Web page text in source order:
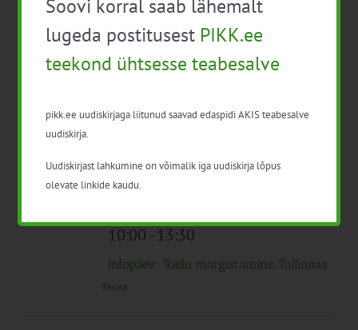
19
K 09:30-15:30
põllumajandustootjate tegevusega
10:00-13:00
10:00- 13:30
Infopäev: Toidu märgistamine, Tallinnas
Tasuta
Soovi korral saab lähemalt
lugeda postitusest PIKK.ee
teekond ühtsesse teabesalve
pikk.ee uudiskirjaga liitunud saavad edaspidi AKIS teabesalve
uudiskirja.
Uudiskirjast lahkumine on võimalik iga uudiskirja lõpus
olevate linkide kaudu.